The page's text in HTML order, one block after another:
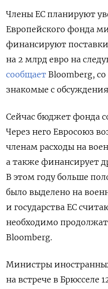
Члены ЕС планируют
Европейского фонда
финансируют
на 2 млрд евро на
сообщает Bloomberg,
знакомые с
Сейчас бюджет фонда
Через него Евросоюз
членам расходы на
а также финансирует
В этом году больше
было выделено на
и государства ЕС
необходимо
Bloomberg.
Министры
на встрече в Брюсселе